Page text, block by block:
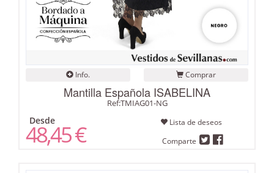
Info. Comprar
Mantilla Española ISABELINA
Ref:TMIAG01-NG
Desde Lista de deseos
48,45 € Comparte